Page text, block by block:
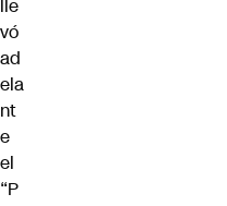
lle
vó
ad
ela
nt
e
el
“P